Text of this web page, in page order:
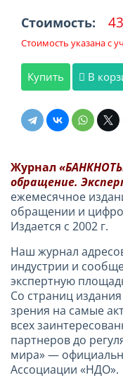
Стоимость:
Стоимость указана с
Купить В
Журнал
обращение.
ежемесячное
обращении и
Издается с 2002 г.
Наш журнал
индустрии и
экспертную
Со страниц
зрения на самые
всех
партнеров до
мира» —
Ассоциации «НДО».